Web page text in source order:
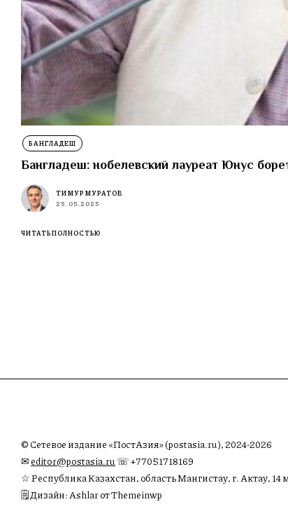
БАНГЛАДЕШ
Бангладеш: нобелевский лауреат Юнус
ТИМУР МУРАТОВ
25.05.2025
ЧИТАТЬ ПОЛНОСТЬЮ
© Сетевое издание «ПостАзия» (postasia.ru), 2024-2026
✉︎editor@postasia.ru ☏ +77051718169
☆ Республика Казахстан, область Мангистау, г. Актау, 14
🗒 Дизайн: Ashlar от Themeinwp